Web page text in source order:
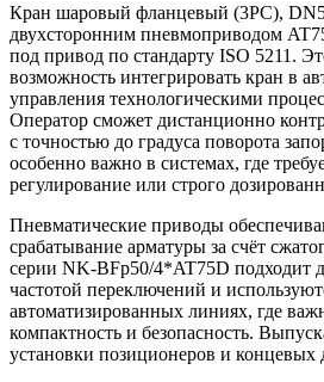
Кран шаровый фланцевый (3PC),
двухсторонним пневмоприводом
под привод по стандарту ISO 5211.
возможность интегрировать кран в
управления технологическими
Оператор сможет дистанционно
с точностью до градуса поворота
особенно важно в системах, где
регулирование или строго
Пневматические приводы
срабатывание арматуры за счёт
серии NK-BFp50/4*AT75D подходит
частотой переключений и
автоматизированных линиях, где
компактность и безопасность.
установки позиционеров и концевых